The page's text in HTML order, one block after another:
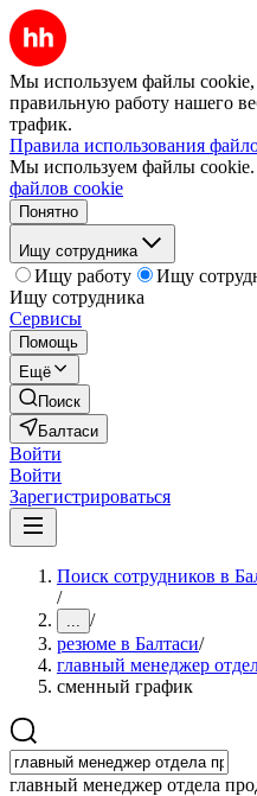
Мы используем файлы cookie,
правильную работу нашего
трафик.
Правила использования
Мы используем файлы cookie.
файлов cookie
Понятно
Ищу сотрудника
Ищу работу
Ищу
Ищу сотрудника
Сервисы
Помощь
Ещё
Поиск
Балтаси
Войти
Войти
Зарегистрироваться
Поиск сотрудников в
/
... /
резюме в Балтаси/
главный менеджер
сменный график
главный менеджер отдела